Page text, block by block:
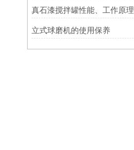
真石漆搅拌罐性能、工作原理
立式球磨机的使用保养